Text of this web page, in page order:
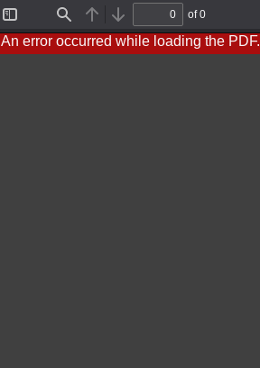
Sidebar
Find Previous
Next
of 0
An error occurred while loading the PDF.